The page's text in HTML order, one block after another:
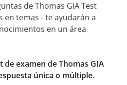
de Thomas GIA Test
en temas - te ayudarán a
en un área
de examen de Thomas GIA
única o múltiple.